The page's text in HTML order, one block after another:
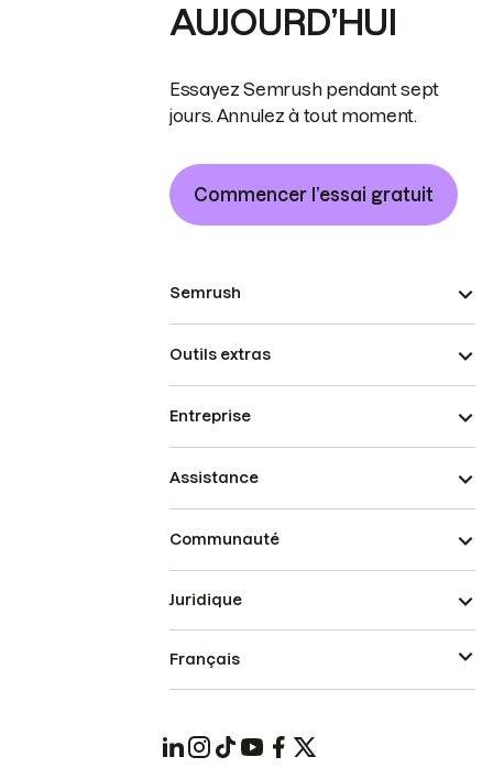
AUJOURD’HUI
Essayez Semrush pendant sept
jours. Annulez à tout moment.
Commencer l’essai gratuit
Semrush
Outils extras
Entreprise
Assistance
Communauté
Juridique
Français